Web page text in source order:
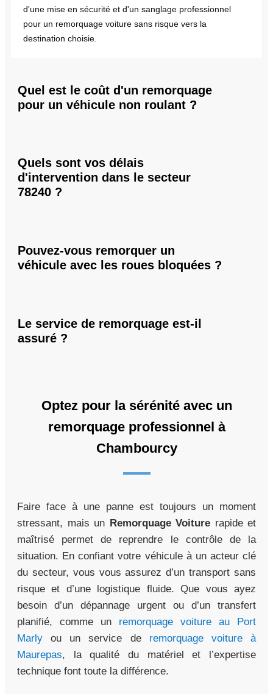
d'une mise en sécurité et d'un sanglage professionnel
pour un remorquage voiture sans risque vers la
destination choisie.
Quel est le coût d'un remorquage
pour un véhicule non roulant ?
Quels sont vos délais
d'intervention dans le secteur
78240 ?
Pouvez-vous remorquer un
véhicule avec les roues bloquées ?
Le service de remorquage est-il
assuré ?
Optez pour la sérénité avec un
remorquage professionnel à
Chambourcy
Faire face à une panne est toujours un moment
stressant, mais un Remorquage Voiture rapide et
maîtrisé permet de reprendre le contrôle de la
situation. En confiant votre véhicule à un acteur clé
du secteur, vous vous assurez d’un transport sans
risque et d’une logistique fluide. Que vous ayez
besoin d’un dépannage urgent ou d’un transfert
planifié, comme un remorquage voiture au Port
Marly ou un service de remorquage voiture à
Maurepas, la qualité du matériel et l’expertise
technique font toute la différence.